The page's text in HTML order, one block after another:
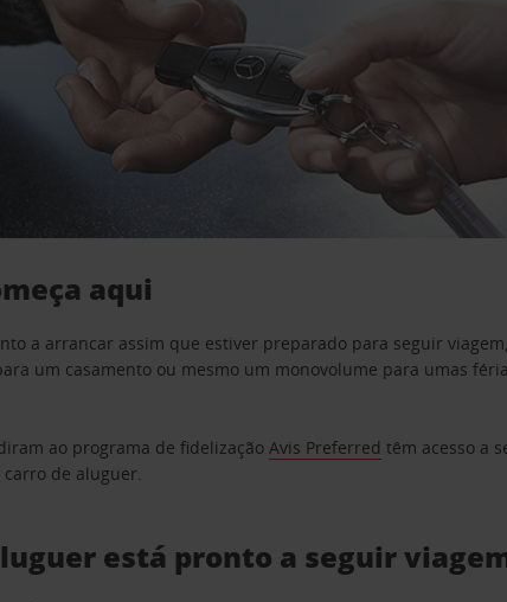
aqui
a arrancar assim que estiver preparado para seguir
um casamento ou mesmo um monovolume para umas
ao programa de fidelizaçãoAvis Preferred têm acesso a
de aluguer.
está pronto a seguir